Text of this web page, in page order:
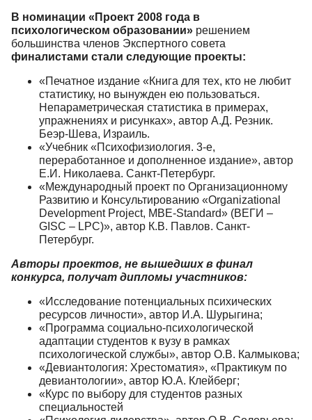
В номинации «Проект 2008 года в
психологическом образовании» решением
большинства членов Экспертного совета
финалистами стали следующие проекты:
«Печатное издание «Книга для тех, кто не любит
статистику, но вынужден ею пользоваться.
Непараметрическая статистика в примерах,
упражнениях и рисунках», автор А.Д. Резник.
Беэр-Шева, Израиль.
«Учебник «Психофизиология. 3-е,
переработанное и дополненное издание», автор
Е.И. Николаева. Санкт-Петербург.
«Международный проект по Организационному
Развитию и Консультированию «Organizational
Development Project, MBE-Standard» (ВЕГИ –
GISC – LPC)», автор К.В. Павлов. Санкт-
Петербург.
Авторы проектов, не вышедших в финал
конкурса, получат дипломы участников:
«Исследование потенциальных психических
ресурсов личности», автор И.А. Шурыгина;
«Программа социально-психологической
адаптации студентов к вузу в рамках
психологической службы», автор О.В. Калмыкова;
«Девиантология: Хрестоматия», «Практикум по
девиантологии», автор Ю.А. Клейберг;
«Курс по выбору для студентов разных
специальностей